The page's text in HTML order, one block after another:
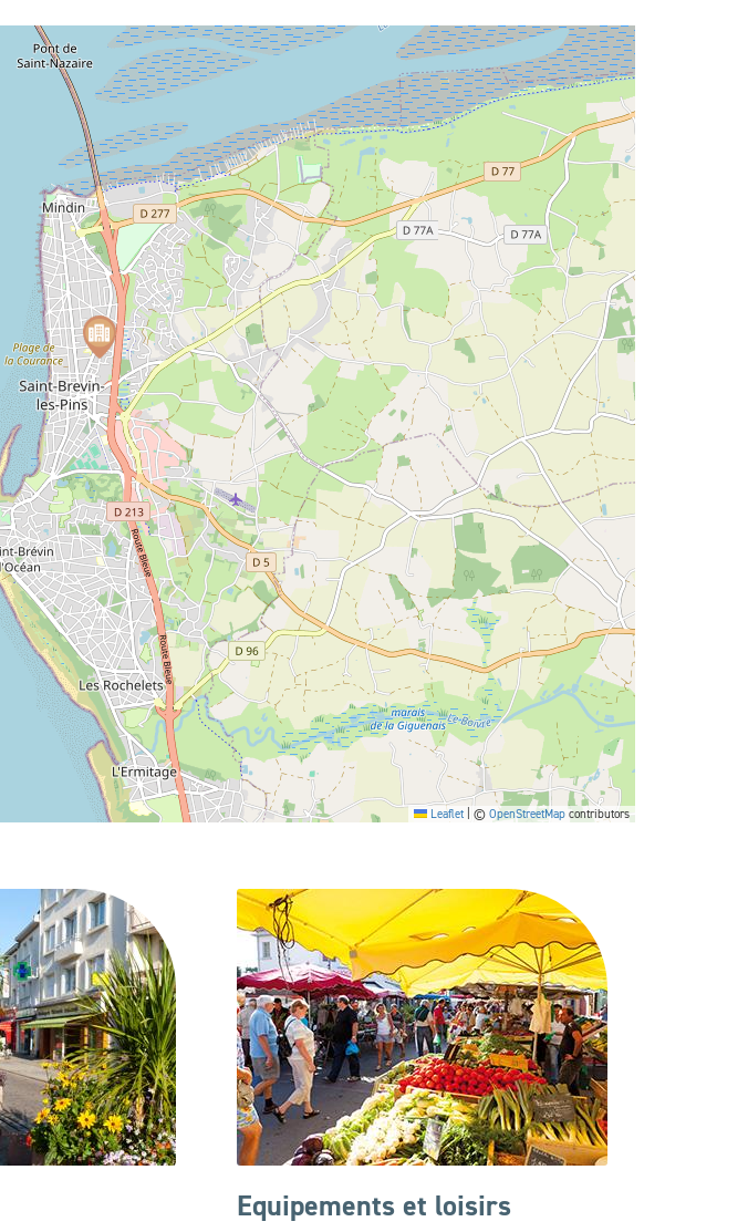
Leaflet © OpenStreetMap contributors
Equipements et loisirs